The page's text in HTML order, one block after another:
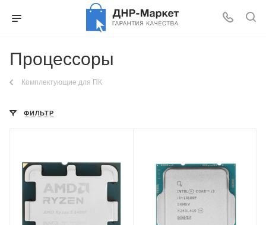
Процессоры
Комплектующие для ПК
ФИЛЬТР
Ядро
AMD Phoenix
Максимальная частота в
турбо режиме
4.7 ГГц
Ядро
Intel Raptor Lake-S
Максимальная частота в
турбо режиме
4.5 ГГц